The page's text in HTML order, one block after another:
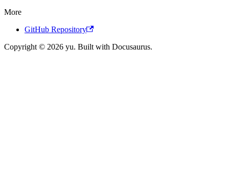
More
GitHub Repository
Copyright © 2026 yu. Built with Docusaurus.